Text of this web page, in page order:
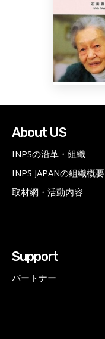
About US
INPSの沿革・組織
INPS JAPANの組織概要
取材網・活動内容
Support
パートナー